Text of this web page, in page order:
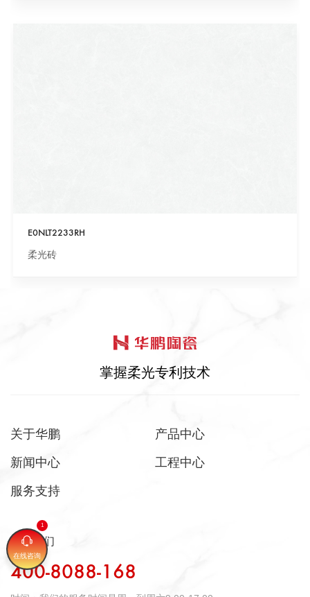
E0NLT2233RH
柔光砖
掌握柔光专利技术
关于华鹏 产品中心
新闻中心 工程中心
服务支持
联系我们
400-8088-168
在线咨询